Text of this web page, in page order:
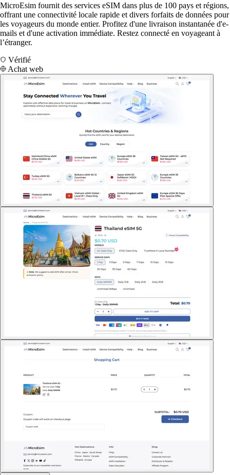
MicroEsim fournit des services eSIM dans plus de 100 pays et régions,
offrant une connectivité locale rapide et divers forfaits de données pour
les voyageurs du monde entier. Profitez d'une livraison instantanée d'e-
mails et d'une activation immédiate. Restez connecté en voyageant à
l’étranger.
Vérifié
Achat web